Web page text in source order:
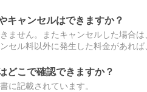
キャンセルはできますか？
ません。またキャンセルした場合
セル料以外に発生した料金があれば
どこで確認できますか？
に記載されています。